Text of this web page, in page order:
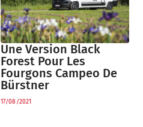
Une Version Black
Forest Pour Les
Fourgons Campeo De
Bürstner
17/08/2021